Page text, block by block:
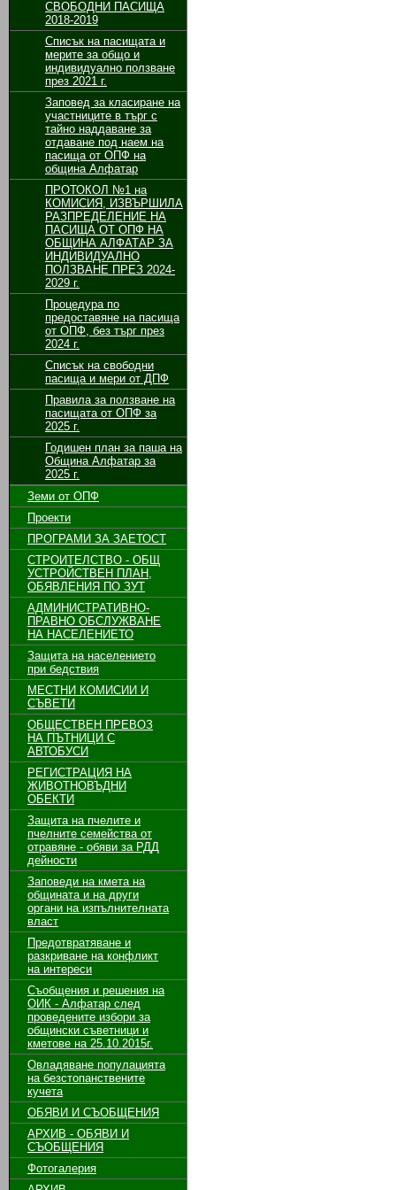
СВОБОДНИ ПАСИЩА
2018-2019
Списък на пасищата и
мерите за общо и
индивидуално ползване
през 2021 г.
Заповед за класиране на
участниците в търг с
тайно наддаване за
отдаване под наем на
пасища от ОПФ на
община Алфатар
ПРОТОКОЛ №1 на
КОМИСИЯ, ИЗВЪРШИЛА
РАЗПРЕДЕЛЕНИЕ НА
ПАСИЩА ОТ ОПФ НА
ОБЩИНА АЛФАТАР ЗА
ИНДИВИДУАЛНО
ПОЛЗВАНЕ ПРЕЗ 2024-
2029 г.
Процедура по
предоставяне на пасища
от ОПФ, без търг през
2024 г.
Списък на свободни
пасища и мери от ДПФ
Правила за ползване на
пасищата от ОПФ за
2025 г.
Годишен план за паша на
Община Алфатар за
2025 г.
Земи от ОПФ
Проекти
ПРОГРАМИ ЗА ЗАЕТОСТ
СТРОИТЕЛСТВО - ОБЩ
УСТРОЙСТВЕН ПЛАН,
ОБЯВЛЕНИЯ ПО ЗУТ
АДМИНИСТРАТИВНО-
ПРАВНО ОБСЛУЖВАНЕ
НА НАСЕЛЕНИЕТО
Защита на населението
при бедствия
МЕСТНИ КОМИСИИ И
СЪВЕТИ
ОБЩЕСТВЕН ПРЕВОЗ
НА ПЪТНИЦИ С
АВТОБУСИ
РЕГИСТРАЦИЯ НА
ЖИВОТНОВЪДНИ
ОБЕКТИ
Защита на пчелите и
пчелните семейства от
отравяне - обяви за РДД
дейности
Заповеди на кмета на
общината и на други
органи на изпълнителната
власт
Предотвратяване и
разкриване на конфликт
на интереси
Съобщения и решения на
ОИК - Алфатар след
проведените избори за
общински съветници и
кметове на 25.10.2015г.
Овладяване популацията
на безстопанствените
кучета
ОБЯВИ И СЪОБЩЕНИЯ
АРХИВ - ОБЯВИ И
СЪОБЩЕНИЯ
Фотогалерия